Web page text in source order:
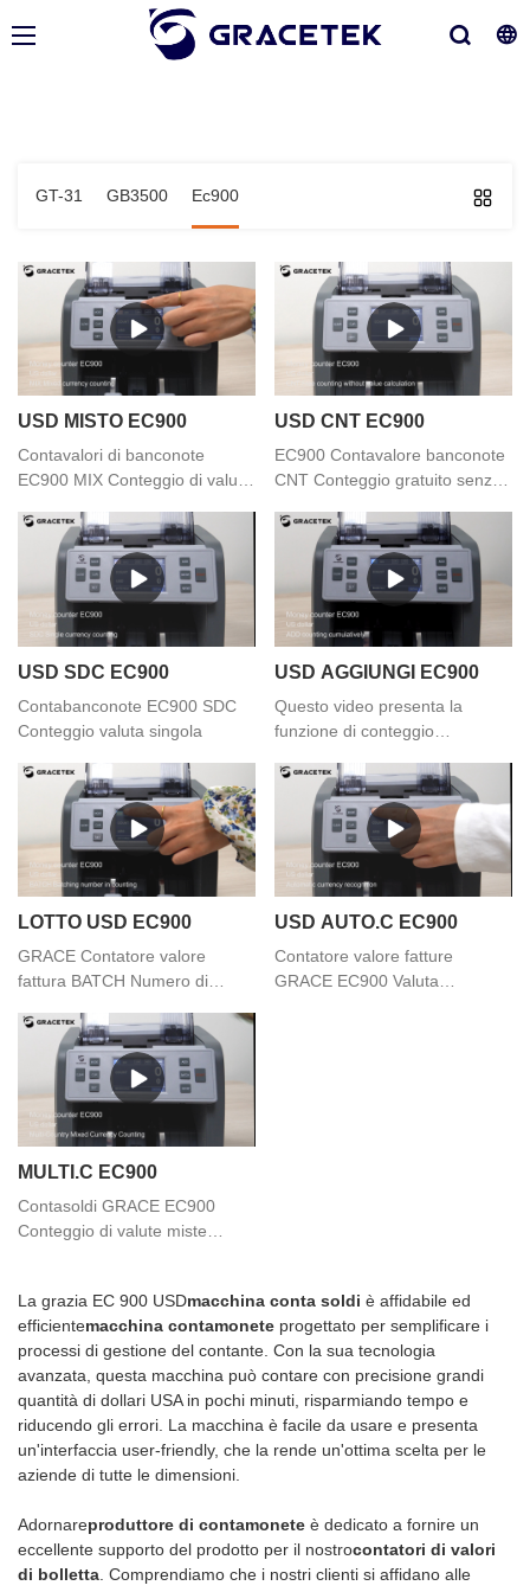
GT-31 GB3500 Ec900
La grazia EC 900 USDmacchina conta soldi è affidabile ed
efficientemacchina contamonete progettato per semplificare i
processi di gestione del contante. Con la sua tecnologia
avanzata, questa macchina può contare con precisione grandi
quantità di dollari USA in pochi minuti, risparmiando tempo e
riducendo gli errori. La macchina è facile da usare e presenta
un'interfaccia user-friendly, che la rende un'ottima scelta per le
aziende di tutte le dimensioni.
Adornareproduttore di contamonete è dedicato a fornire un
eccellente supporto del prodotto per il nostrocontatori di valori
di bolletta . Comprendiamo che i nostri clienti si affidano alle
USD MISTO EC900
Contavalori di banconote
EC900 MIX Conteggio di valute
USD CNT EC900
EC900 Contavalore banconote
CNT Conteggio gratuito senza
USD SDC EC900
Contabanconote EC900 SDC
Conteggio valuta singola
USD AGGIUNGI EC900
Questo video presenta la
funzione di conteggio
valore delle banconote EC900
ADD, se hai qualche esigenza
puoi contattarci
LOTTO USD EC900
GRACE Contatore valore
fattura BATCH Numero di
USD AUTO.C EC900
Contatore valore fatture
GRACE EC900 Valuta
MULTI.C EC900
Contasoldi GRACE EC900
Conteggio di valute miste